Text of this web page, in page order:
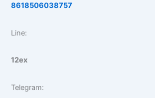
8618506038757
Line:
12ex
Telegram: